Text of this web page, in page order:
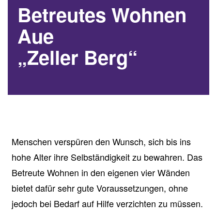
Betreutes Wohnen
Aue
„Zeller Berg“
Menschen verspüren den Wunsch, sich bis ins
hohe Alter ihre Selbständigkeit zu bewahren. Das
Betreute Wohnen in den eigenen vier Wänden
bietet dafür sehr gute Voraussetzungen, ohne
jedoch bei Bedarf auf Hilfe verzichten zu müssen.